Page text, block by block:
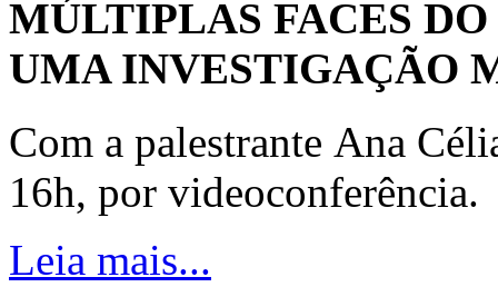
MÚLTIPLAS FACES
UMA INVESTIGAÇÃO
Com a palestrante Ana
16h, por videoconferência.
Leia mais...